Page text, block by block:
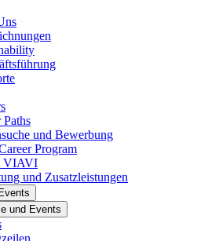
Paths
und Bewerbung
Program
VIAVI
und Zusatzleistungen
und Events